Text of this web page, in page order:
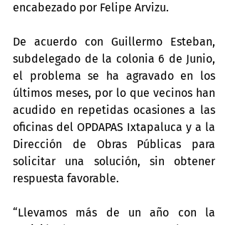
encabezado por Felipe Arvizu.
De acuerdo con Guillermo Esteban,
subdelegado de la colonia 6 de Junio,
el problema se ha agravado en los
últimos meses, por lo que vecinos han
acudido en repetidas ocasiones a las
oficinas del OPDAPAS Ixtapaluca y a la
Dirección de Obras Públicas para
solicitar una solución, sin obtener
respuesta favorable.
“Llevamos más de un año con la